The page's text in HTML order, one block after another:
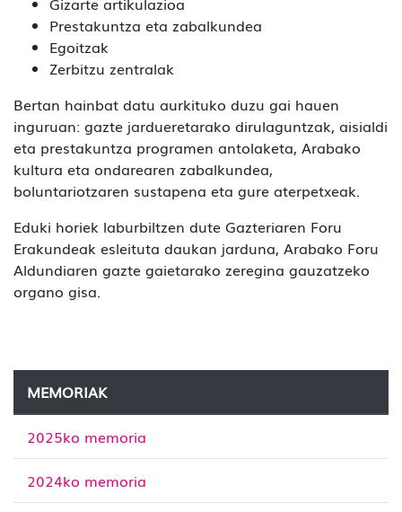
Prestakuntza eta zabalkundea
Egoitzak
Zerbitzu zentralak
Bertan hainbat datu aurkituko duzu gai hauen
inguruan: gazte jardueretarako dirulaguntzak, aisialdi
eta prestakuntza programen antolaketa, Arabako
kultura eta ondarearen zabalkundea,
boluntariotzaren sustapena eta gure aterpetxeak.
Eduki horiek laburbiltzen dute Gazteriaren Foru
Erakundeak esleituta daukan jarduna, Arabako Foru
Aldundiaren gazte gaietarako zeregina gauzatzeko
organo gisa.
MEMORIAK
2025ko memoria
2024ko memoria